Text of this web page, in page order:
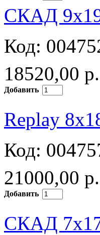
СКАД
Код:
18520,00 р.
Добавить
Replay
Код:
21000,00 р.
Добавить
СКАД